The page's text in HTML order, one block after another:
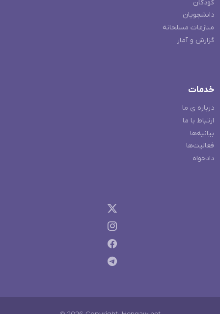
کودکان
دانشجویان
منازعات مسلحانه
گزارش و آمار
خدمات
درباره ی ما
ارتباط با ما
بیانیه‌ها
فعالیت‌ها
دادخواه